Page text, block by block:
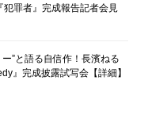
罪者』完成報告記者会見
”と語る自信作！長濱ねる
』完成披露試写会【詳細】